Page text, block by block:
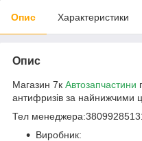
Опис Характеристики
Опис
Магазин 7к Автозапчастини
антифризів за найнижчими
Тел
Виробник: